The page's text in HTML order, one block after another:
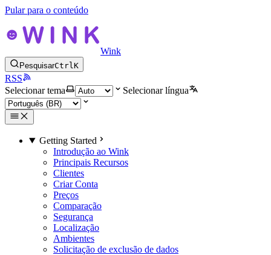
Pular para o conteúdo
Wink
PesquisarCtrlK
RSS
Selecionar tema
Selecionar língua
Getting Started
Introdução ao Wink
Principais Recursos
Clientes
Criar Conta
Preços
Comparação
Segurança
Localização
Ambientes
Solicitação de exclusão de dados